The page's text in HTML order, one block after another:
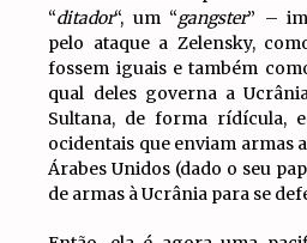
“ditador“, um “gangster” –
pelo ataque a Zelensky,
fossem iguais e também
qual deles governa a
Sultana, de forma rídícula,
ocidentais que enviam armas
Árabes Unidos (dado o seu
de armas à Ucrânia para se